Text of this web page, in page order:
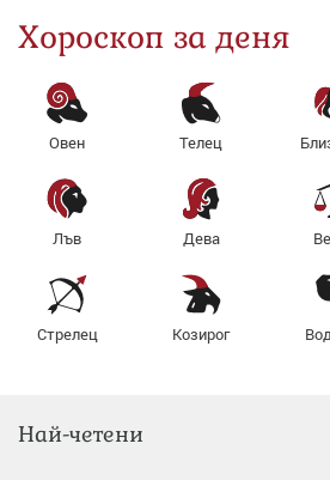
Хороскоп за деня
Овен Телец
Лъв Дева
Стрелец Козирог
Най-четени